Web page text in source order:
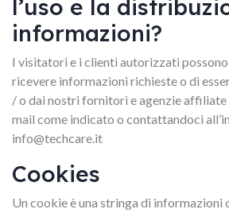
l’uso e la
informazioni?
I visitatori e i clienti autorizzati
ricevere informazioni richieste o di
/ o dai nostri fornitori e agenzie affiliate
mail come indicato o contattandoci
info@techcare.it
Cookies
Un cookie è una stringa di informazioni